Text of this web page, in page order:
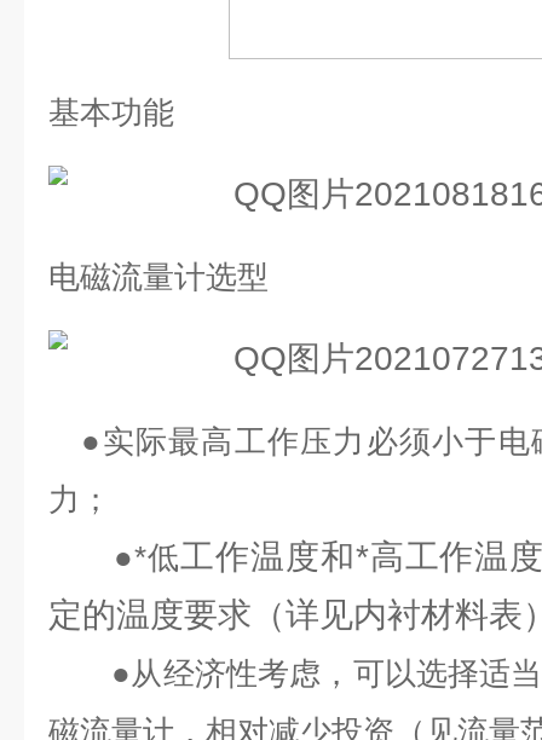
基本功能
电磁流量计选型
●实际最高工作压力必须小于
力；
●*低工作温度和*高工作温
定的温度要求（详见内衬材料表
●从经济性考虑，可以选择适
磁流量计，相对减少投资（见流量